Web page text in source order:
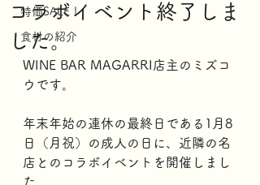
特価SALE！
食材の紹介
コラボイベント終了しま
した。
WINE BAR MAGARRI店主のミズコ
ウです。
年末年始の連休の最終日である1月8
日（月祝）の成人の日に、近隣の名
店とのコラボイベントを開催しまし
た。